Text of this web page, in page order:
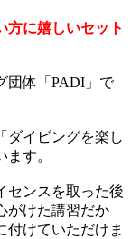
方に嬉しいセット
団体「PADI」で
ダイビングを楽し
す。
センスを取った後
がけた講習だか
付けていただけま